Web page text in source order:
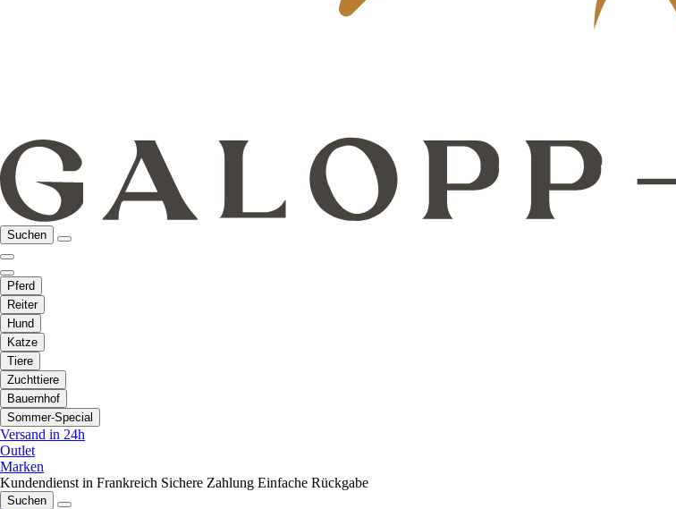
Suchen
Pferd
Reiter
Hund
Katze
Tiere
Zuchttiere
Bauernhof
Sommer-Special
Versand in 24h
Outlet
Marken
Kundendienst in Frankreich Sichere Zahlung Einfache Rückgabe
Suchen